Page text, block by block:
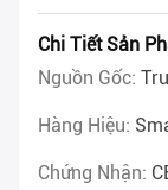
Chi Tiết Sản
Nguồn Gốc:
Hàng Hiệu:
Chứng Nhận: